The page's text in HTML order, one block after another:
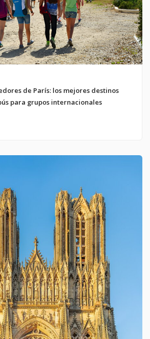
de París: los mejores destinos
para grupos internacionales